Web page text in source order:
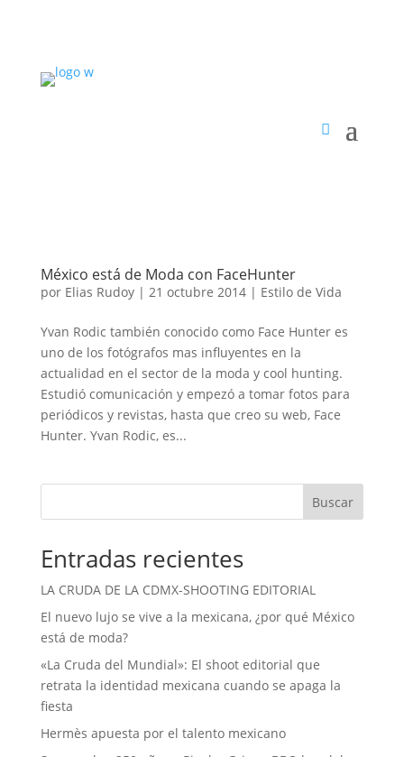
México está de Moda con FaceHunter
por Elias Rudoy| 21 octubre 2014| Estilo de Vida
Yvan Rodic también conocido como Face Hunter es
uno de los fotógrafos mas influyentes en la
actualidad en el sector de la moda y cool hunting.
Estudió comunicación y empezó a tomar fotos para
periódicos y revistas, hasta que creo su web, Face
Hunter. Yvan Rodic, es...
Buscar
Entradas recientes
LA CRUDA DE LA CDMX-SHOOTING EDITORIAL
El nuevo lujo se vive a la mexicana, ¿por qué México
está de moda?
«La Cruda del Mundial»: El shoot editorial que
retrata la identidad mexicana cuando se apaga la
fiesta
Hermès apuesta por el talento mexicano